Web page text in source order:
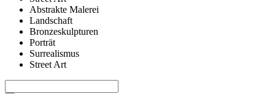
Abstrakte Malerei
Landschaft
Bronzeskulpturen
Porträt
Surrealismus
Street Art